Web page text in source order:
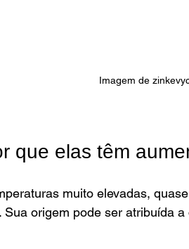
Imagem de
que elas têm
muito elevadas,
origem pode ser atribuída a